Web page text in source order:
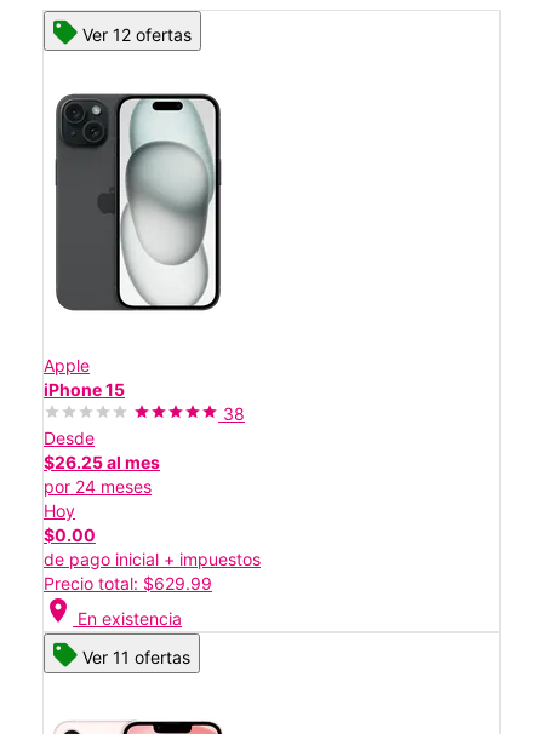
Ver 12 ofertas
Apple
iPhone 15
38
Desde
$26.25 al mes
por 24 meses
Hoy
$0.00
de pago inicial + impuestos
Precio total: $629.99
location_on En existencia
Ver 11 ofertas